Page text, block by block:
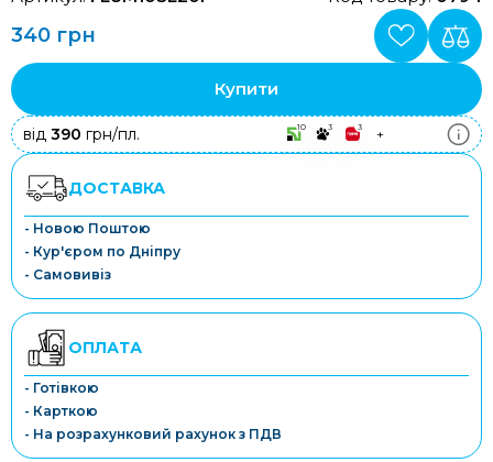
340 грн
Купити
від 390 грн/пл. 10 3 3 +
ДОСТАВКА
- Новою Поштою
- Кур'єром по Дніпру
- Самовивіз
ОПЛАТА
- Готівкою
- Карткою
- На розрахунковий рахунок з ПДВ